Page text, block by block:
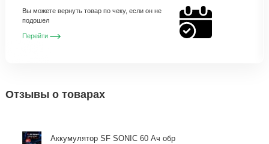
Вы можете вернуть товар по чеку, если он не
подошел
Перейти
Отзывы о товарах
Аккумулятор SF SONIC 60 Ач обр